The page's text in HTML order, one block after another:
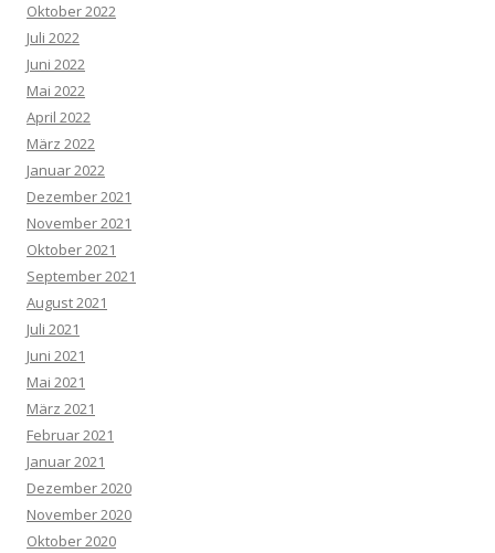
Oktober 2022
Juli 2022
Juni 2022
Mai 2022
April 2022
März 2022
Januar 2022
Dezember 2021
November 2021
Oktober 2021
September 2021
August 2021
Juli 2021
Juni 2021
Mai 2021
März 2021
Februar 2021
Januar 2021
Dezember 2020
November 2020
Oktober 2020